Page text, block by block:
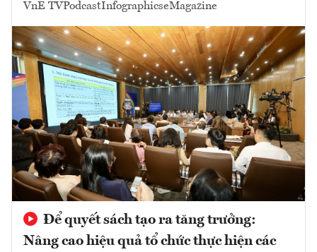
VnE TVPodcastInfographicseMagazine
Để quyết sách tạo ra tăng trưởng:
Nâng cao hiệu quả tổ chức thực hiện các